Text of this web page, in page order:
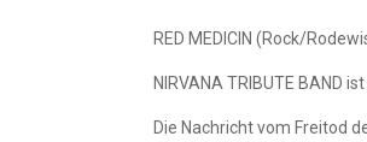
RED MEDICIN (Rock/
NIRVANA TRIBUTE BAND
Die Nachricht vom Freitod